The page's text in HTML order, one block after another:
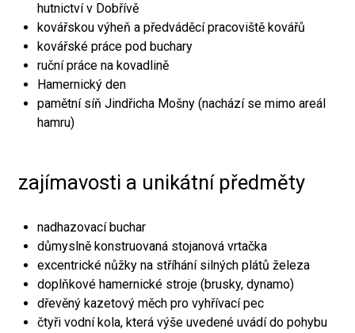
hutnictví v Dobřívě
kovářskou výheň a předváděcí pracoviště kovářů
kovářské práce pod buchary
ruční práce na kovadlině
Hamernický den
pamětní síň Jindřicha Mošny (nachází se mimo areál
hamru)
zajímavosti a unikátní předměty
nadhazovací buchar
důmyslně konstruovaná stojanová vrtačka
excentrické nůžky na stříhání silných plátů železa
doplňkové hamernické stroje (brusky, dynamo)
dřevěný kazetový měch pro vyhřívací pec
čtyři vodní kola, která výše uvedené uvádí do pohybu